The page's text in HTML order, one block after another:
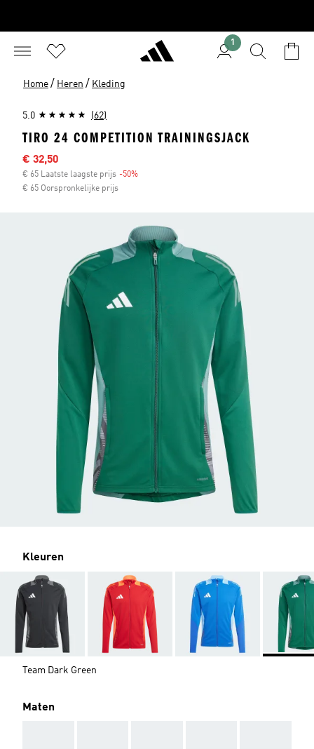
1
Home / Heren / Kleding
5.0 (62)
TIRO 24 COMPETITION TRAININGSJACK
Afgeprijsde prijs
€ 32,50
€ 65 Laatste laagste prijs -50%
€ 65 Oorspronkelijke prijs
Kleuren
Team Dark Green
Maten